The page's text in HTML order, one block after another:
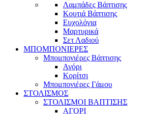
Λαμπάδες Βάπτισης
Κουτιά Βάπτισης
Ευχολόγια
Μαρτυρικά
Σετ Λαδιού
ΜΠΟΜΠΟΝΙΕΡΕΣ
Μπομπονιέρες Βάπτισης
Αγόρι
Κορίτσι
Μπομπονιέρες Γάμου
ΣΤΟΛΙΣΜΟΣ
ΣΤΟΛΙΣΜΟΙ ΒΑΠΤΙΣΗΣ
ΑΓΟΡΙ